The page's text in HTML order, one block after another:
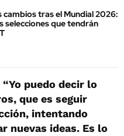
cambios tras el Mundial 2026:
selecciones que tendrán
“Yo puedo decir lo
que es seguir
intentando
nuevas ideas. Es lo